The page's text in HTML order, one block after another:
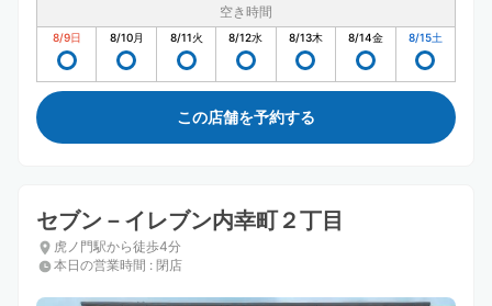
空き時間
8/9日 8/10月 8/11火 8/12水 8/13木 8/14金 8/15土
この店舗を予約する
セブン－イレブン内幸町２丁目
虎ノ門駅から徒歩4分
本日の営業時間 : 閉店